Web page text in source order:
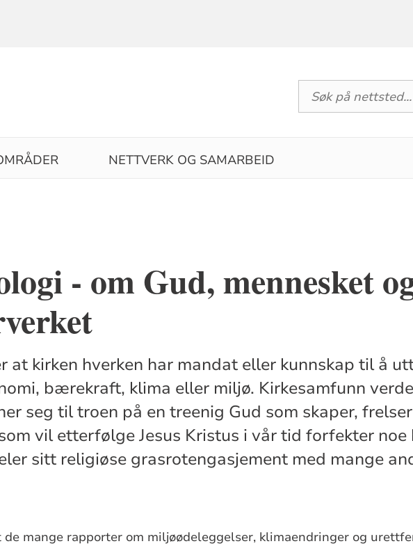
NETTVERK OG SAMARBEID
- om Gud, mennesket
at kirken hverken har mandat eller kunnskap til å
bærekraft, klima eller miljø. Kirkesamfunn
seg til troen på en treenig Gud som skaper,
vil etterfølge Jesus Kristus i vår tid forfekter noe
sitt religiøse grasrotengasjement med mange
de mange rapporter om miljøødeleggelser, klimaendringer og